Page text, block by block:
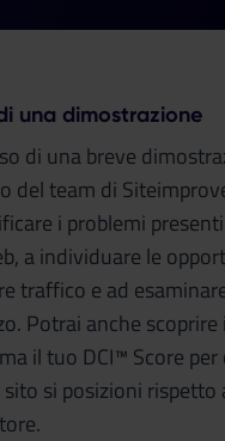
una dimostrazione
di una breve
del team di
i problemi
a individuare le
traffico e ad
Potrai anche scoprire
il tuo DCI™ Score per
si posizioni rispetto